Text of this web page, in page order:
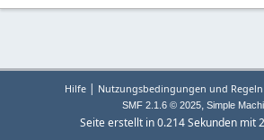
Hilfe | Nutzungsbedingungen und Regeln
SMF 2.1.6 © 2025, Simple
Seite erstellt in 0.214 Sekunden mit